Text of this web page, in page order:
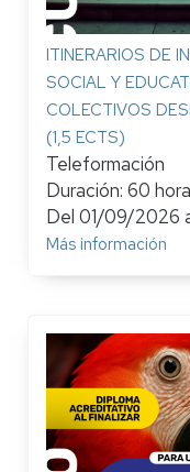
ITINERARIOS DE
SOCIAL Y
COLECTIVOS
(1,5 ECTS)
Teleformación
Duración: 60
Del 01/09/2026
Más información